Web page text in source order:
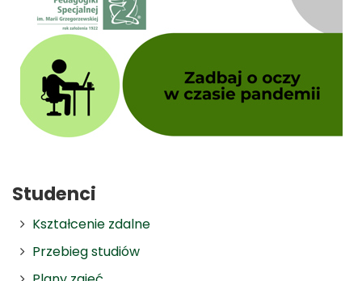
Studenci
Kształcenie zdalne
Przebieg studiów